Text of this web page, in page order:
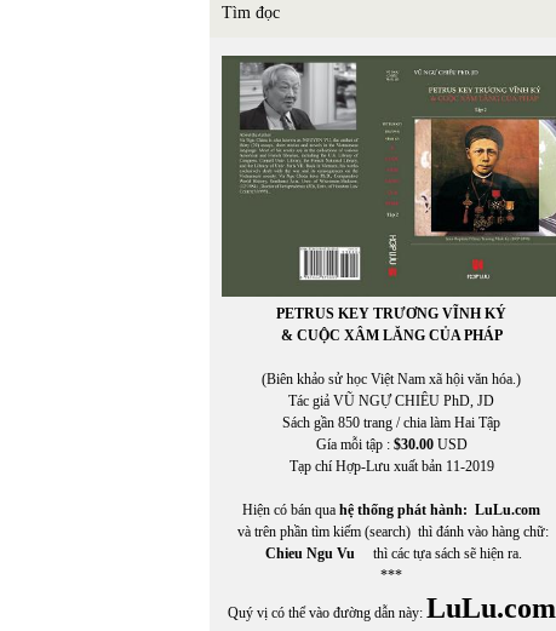
Tìm đọc
PETRUS KEY TRƯƠNG VĨNH KÝ
& CUỘC XÂM LĂNG CỦA PHÁP
(Biên khảo sử học Việt Nam xã hội văn hóa.)
Tác giả VŨ NGỰ CHIÊU PhD, JD
Sách gần 850 trang / chia làm Hai Tập
Gía mỗi tập : $30.00USD
Tạp chí Hợp-Lưu xuất bản 11-2019
Hiện có bán qua hệ thống phát hành: LuLu.com
và trên phần tìm kiếm (search) thì đánh vào hàng chữ:
Chieu Ngu Vu thì các tựa sách sẽ hiện ra.
***
Quý vị có thể vào đường dẫn này: LuLu.com